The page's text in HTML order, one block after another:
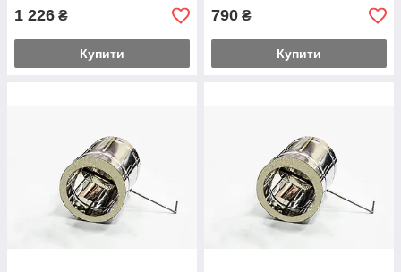
1 226 ₴
Купити
790 ₴
Купити